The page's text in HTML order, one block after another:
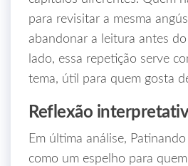
para revisitar a mesma
abandonar a leitura antes
lado, essa repetição serve
tema, útil para quem gosta
Reflexão
Em última análise,
como um espelho para